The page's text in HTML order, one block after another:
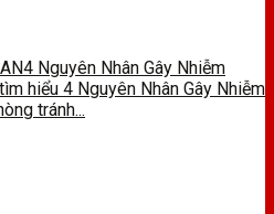
Nguyên Nhân Gây Nhiễm
hiểu 4 Nguyên Nhân Gây Nhiễm
tránh...